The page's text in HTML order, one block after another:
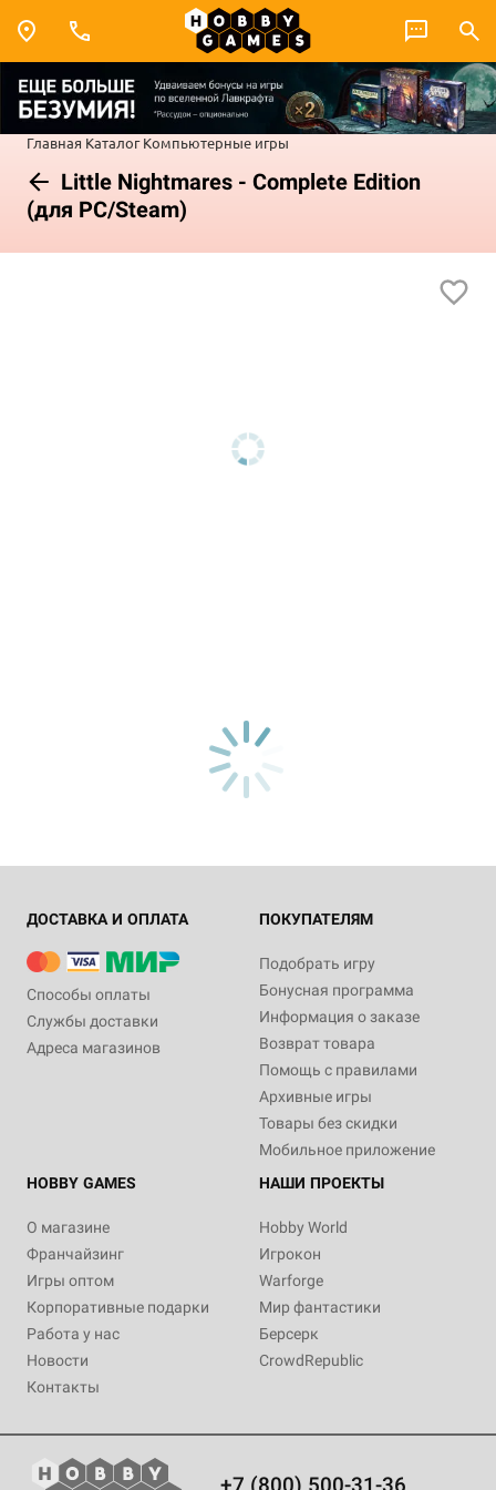
Главная Каталог Компьютерные игры
Little Nightmares - Complete Edition
(для PC/Steam)
ДОСТАВКА И ОПЛАТА
Способы оплаты
Службы доставки
Адреса магазинов
ПОКУПАТЕЛЯМ
Подобрать игру
Бонусная программа
Информация о заказе
Возврат товара
Помощь с правилами
Архивные игры
Товары без скидки
Мобильное приложение
HOBBY GAMES
О магазине
Франчайзинг
Игры оптом
Корпоративные подарки
Работа у нас
Новости
Контакты
НАШИ ПРОЕКТЫ
Hobby World
Игрокон
Warforge
Мир фантастики
Берсерк
CrowdRepublic